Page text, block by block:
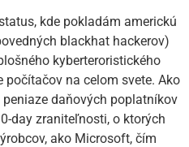
kde pokladám americkú
blackhat hackerov)
kyberteroristického
na celom svete. Ako
daňových poplatníkov
day zraniteľnosti, o ktorých
ako Microsoft, čím